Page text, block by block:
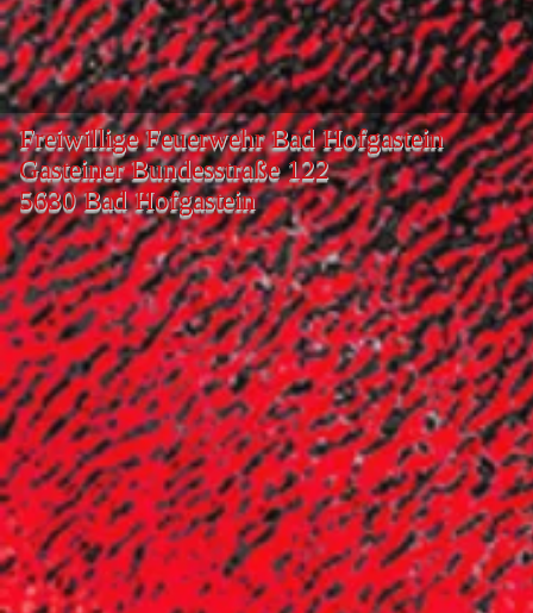
Freiwillige Feuerwehr Bad Hofgastein
Gasteiner Bundesstraße 122
5630 Bad Hofgastein